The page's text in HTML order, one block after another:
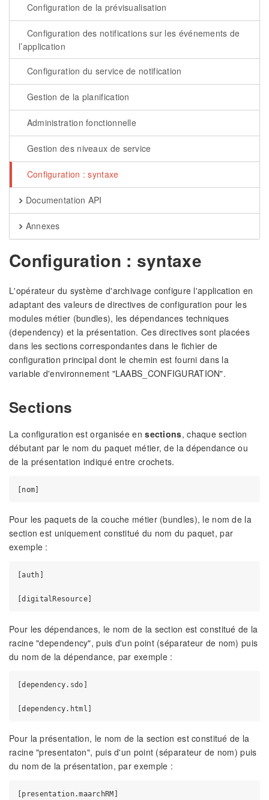
Configuration de la prévisualisation
Configuration des notifications sur les événements de
l’application
Configuration du service de notification
Gestion de la planification
Administration fonctionnelle
Gestion des niveaux de service
Configuration : syntaxe
Documentation API
Annexes
Configuration : syntaxe
L'opérateur du système d'archivage configure l'application en
adaptant des valeurs de directives de configuration pour les
modules métier (bundles), les dépendances techniques
(dependency) et la présentation. Ces directives sont placées
dans les sections correspondantes dans le fichier de
configuration principal dont le chemin est fourni dans la
variable d'environnement "LAABS_CONFIGURATION".
Sections
La configuration est organisée ensections, chaque section
débutant par le nom du paquet métier, de la dépendance ou
de la présentation indiqué entre crochets.
Pour les paquets de la couche métier (bundles), le nom de la
section est uniquement constitué du nom du paquet, par
exemple :
[auth]
Pour les dépendances, le nom de la section est constitué de la
racine "dependency", puis d'un point (séparateur de nom) puis
du nom de la dépendance, par exemple :
[dependency.sdo]
Pour la présentation, le nom de la section est constitué de la
racine "presentaton", puis d'un point (séparateur de nom) puis
du nom de la présentation, par exemple :